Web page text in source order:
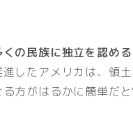
くの民族に独立を認める
したアメリカは、領
方がはるかに簡単だと